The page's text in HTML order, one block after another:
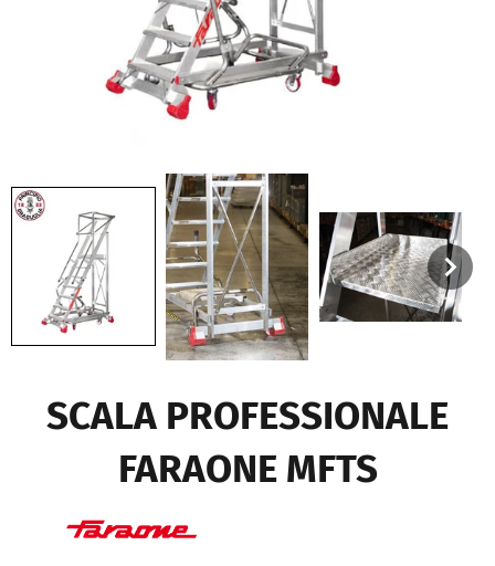
SCALA PROFESSIONALE
FARAONE MFTS